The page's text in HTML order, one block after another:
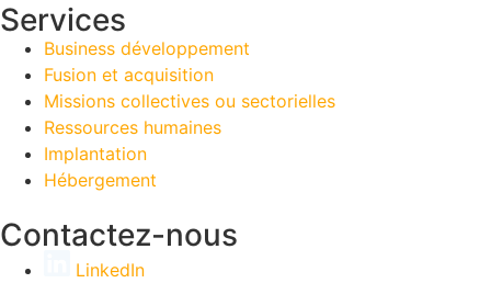
Services
Business développement
Fusion et acquisition
Missions collectives ou sectorielles
Ressources humaines
Implantation
Hébergement
Contactez-nous
LinkedIn